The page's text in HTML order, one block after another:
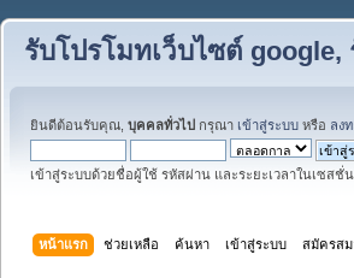
รับโปรโมทเว็บไซต์
ยินดีต้อนรับคุณ, บุคคลทั่วไป กรุณา เข้าสู่ระบบ หรือ ลง
เข้าสู่ระบบด้วยชื่อผู้ใช้ รหัสผ่าน และระยะเวลาในเซสชั่น
หน้าแรก ช่วยเหลือ ค้นหา เข้าสู่ระบบ สมัครส